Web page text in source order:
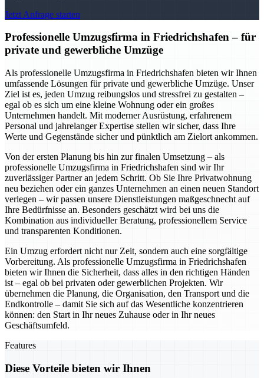
Jetzt Anfrage starten
Professionelle Umzugsfirma in Friedrichshafen – für
private und gewerbliche Umzüge
Als professionelle Umzugsfirma in Friedrichshafen bieten wir Ihnen
umfassende Lösungen für private und gewerbliche Umzüge. Unser
Ziel ist es, jeden Umzug reibungslos und stressfrei zu gestalten –
egal ob es sich um eine kleine Wohnung oder ein großes
Unternehmen handelt. Mit moderner Ausrüstung, erfahrenem
Personal und jahrelanger Expertise stellen wir sicher, dass Ihre
Werte und Gegenstände sicher und pünktlich am Zielort ankommen.
Von der ersten Planung bis hin zur finalen Umsetzung – als
professionelle Umzugsfirma in Friedrichshafen sind wir Ihr
zuverlässiger Partner an jedem Schritt. Ob Sie Ihre Privatwohnung
neu beziehen oder ein ganzes Unternehmen an einen neuen Standort
verlegen – wir passen unsere Dienstleistungen maßgeschnecht auf
Ihre Bedürfnisse an. Besonders geschätzt wird bei uns die
Kombination aus individueller Beratung, professionellem Service
und transparenten Konditionen.
Ein Umzug erfordert nicht nur Zeit, sondern auch eine sorgfältige
Vorbereitung. Als professionelle Umzugsfirma in Friedrichshafen
bieten wir Ihnen die Sicherheit, dass alles in den richtigen Händen
ist – egal ob bei privaten oder gewerblichen Projekten. Wir
übernehmen die Planung, die Organisation, den Transport und die
Endkontrolle – damit Sie sich auf das Wesentliche konzentrieren
können: den Start in Ihr neues Zuhause oder in Ihr neues
Geschäftsumfeld.
Features
Diese Vorteile bieten wir Ihnen